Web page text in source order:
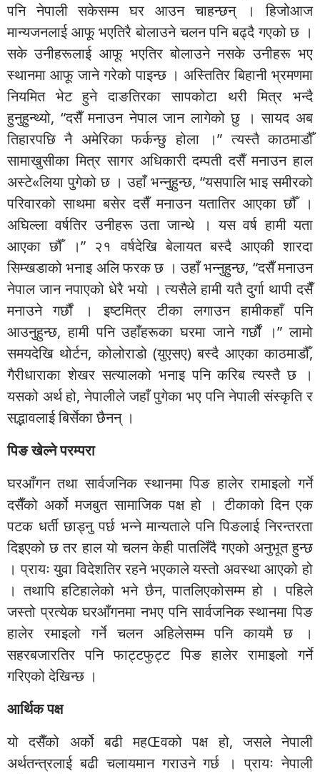
पनि नेपाली सकेसम्म घर आउन चाहन्छन् । हिजोआज
मान्यजनलाई आफू भएतिरै बोलाउने चलन पनि बढ्दै गएको छ ।
सके उनीहरूलाई आफू भएतिर बोलाउने नसके उनीहरू भए
स्थानमा आफू जाने गरेको पाइन्छ । अस्तितिर बिहानी भ्रमणमा
नियमित भेट हुने दाङतिरका सापकोटा थरी मित्र भन्दै
हुनुहुन्थ्यो, “दसैँ मनाउन नेपाल जान लागेको छु । सायद अब
तिहारपछि नै अमेरिका फर्कन्छु होला ।” त्यस्तै काठमाडौँ
सामाखुसीका मित्र सागर अधिकारी दम्पती दसैँ मनाउन हाल
अस्टे«लिया पुगेको छ । उहाँ भन्नुहुन्छ, “यसपालि भाइ समीरको
परिवारको साथमा बसेर दसैँ मनाउन यतातिर आएका छौँ ।
अघिल्ला वर्षतिर उनीहरू उता जान्थे । यस वर्ष हामी यता
आएका छौँ ।” २१ वर्षदेखि बेलायत बस्दै आएकी शारदा
सिम्खडाको भनाइ अलि फरक छ । उहाँ भन्नुहुन्छ, “दसैँ मनाउन
नेपाल जान नपाएको धेरै भयो । त्यसैले हामी यतै दुर्गा थापी दसैँ
मनाउने गर्छौं । इष्टमित्र टीका लगाउन हामीकहाँ पनि
आउनुहुन्छ, हामी पनि उहाँहरूका घरमा जाने गर्छौं ।” लामो
समयदेखि थोर्टन, कोलोराडो (युएसए) बस्दै आएका काठमाडौँ,
गैरीधाराका शेखर सत्यालको भनाइ पनि करिब त्यस्तै छ ।
यसको अर्थ हो, नेपालीले जहाँ पुगेका भए पनि नेपाली संस्कृति र
सद्भावलाई बिर्सेका छैनन् ।
पिङ खेल्ने परम्परा
घरआँगन तथा सार्वजनिक स्थानमा पिङ हालेर रामाइलो गर्ने
दसैँको अर्को मजबुत सामाजिक पक्ष हो । टीकाको दिन एक
पटक धर्ती छाड्नु पर्छ भन्ने मान्यताले पनि पिङलाई निरन्तरता
दिइएको छ तर हाल यो चलन केही पातलिँदै गएको अनुभूत हुन्छ
। प्रायः युवा विदेशतिर रहने भएकाले यस्तो अवस्था आएको हो
। तथापि हटिहालेको भने छैन, पातलिएकोसम्म हो । पहिले
जस्तो प्रत्येक घरआँगनमा नभए पनि सार्वजनिक स्थानमा पिङ
हालेर रमाइलो गर्ने चलन अहिलेसम्म पनि कायमै छ ।
सहरबजारतिर पनि फाट्टफुट्ट पिङ हालेर रामाइलो गर्ने
गरिएको देखिन्छ ।
आर्थिक पक्ष
यो दसैँको अर्को बढी महŒवको पक्ष हो, जसले नेपाली
अर्थतन्त्रलाई बढी चलायमान गराउने गर्छ । प्रायः नेपाली